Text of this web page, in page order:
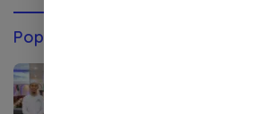
Popular Post
Rekor Pendaftar PD-
Yusri Rais Syuriyah